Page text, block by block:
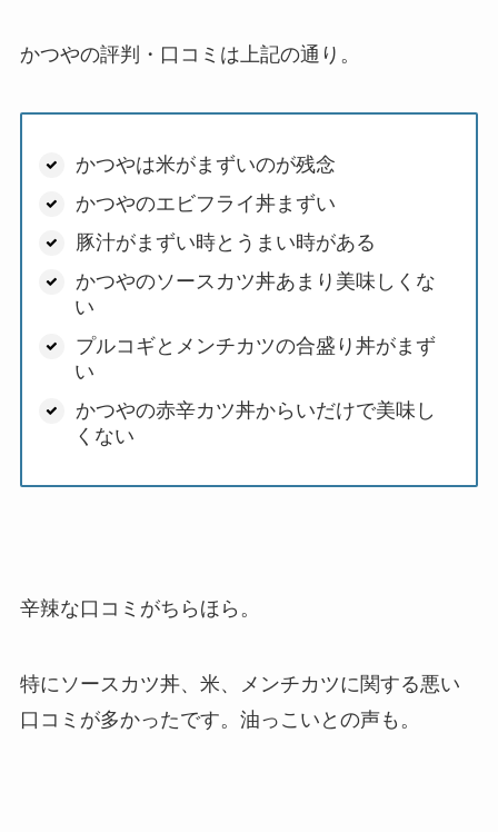
かつやの評判・口コミは上記の通り。
かつやは米がまずいのが残念
かつやのエビフライ丼まずい
豚汁がまずい時とうまい時がある
かつやのソースカツ丼あまり美味しくな
い
プルコギとメンチカツの合盛り丼がまず
い
かつやの赤辛カツ丼からいだけで美味し
くない
辛辣な口コミがちらほら。
特にソースカツ丼、米、メンチカツに関する悪い
口コミが多かったです。油っこいとの声も。